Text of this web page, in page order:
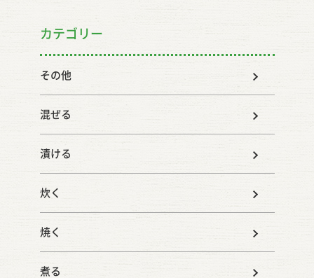
カテゴリー
その他
混ぜる
漬ける
炊く
焼く
煮る